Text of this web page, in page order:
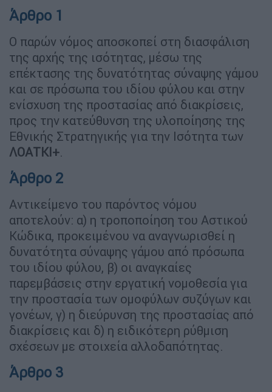
Άρθρο 1
Ο παρών νόμος αποσκοπεί στη διασφάλιση
της αρχής της ισότητας, μέσω της
επέκτασης της δυνατότητας σύναψης γάμου
και σε πρόσωπα του ιδίου φύλου και στην
ενίσχυση της προστασίας από διακρίσεις,
προς την κατεύθυνση της υλοποίησης της
Εθνικής Στρατηγικής για την Ισότητα των
ΛΟΑΤΚΙ+.
Άρθρο 2
Αντικείμενο του παρόντος νόμου
αποτελούν: α) η τροποποίηση του Αστικού
Κώδικα, προκειμένου να αναγνωρισθεί η
δυνατότητα σύναψης γάμου από πρόσωπα
του ιδίου φύλου, β) οι αναγκαίες
παρεμβάσεις στην εργατική νομοθεσία για
την προστασία των ομοφύλων συζύγων και
γονέων, γ) η διεύρυνση της προστασίας από
διακρίσεις και δ) η ειδικότερη ρύθμιση
σχέσεων με στοιχεία αλλοδαπότητας.
Άρθρο 3